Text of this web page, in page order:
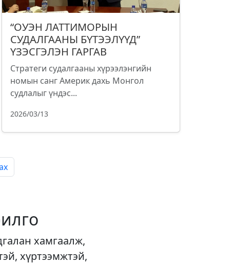
“ОУЭН ЛАТТИМОРЫН
СУДАЛГААНЫ БҮТЭЭЛҮҮД”
ҮЗЭСГЭЛЭН ГАРГАВ
Стратеги судалгааны хүрээлэнгийн
номын санг Америк дахь Монгол
судлалыг үндэс...
2026/03/13
хамгаалж,
хүртээмжтэй,